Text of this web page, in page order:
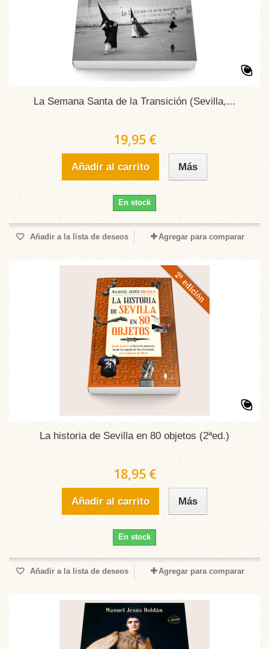
La Semana Santa de la Transición (Sevilla,...
19,95 €
Añadir al carrito Más
En stock
Añadir a la lista de deseos Agregar para comparar
La historia de Sevilla en 80 objetos (2ªed.)
18,95 €
Añadir al carrito Más
En stock
Añadir a la lista de deseos Agregar para comparar